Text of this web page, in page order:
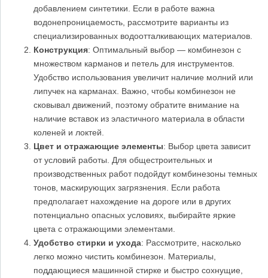
добавлением синтетики. Если в работе важна
водонепроницаемость, рассмотрите варианты из
специализированных водоотталкивающих материалов.
Конструкция: Оптимальный выбор — комбинезон с
множеством карманов и петель для инструментов.
Удобство использования увеличит наличие молний или
липучек на карманах. Важно, чтобы комбинезон не
сковывал движений, поэтому обратите внимание на
наличие вставок из эластичного материала в области
коленей и локтей.
Цвет и отражающие элементы: Выбор цвета зависит
от условий работы. Для общестроительных и
производственных работ подойдут комбинезоны темных
тонов, маскирующих загрязнения. Если работа
предполагает нахождение на дороге или в других
потенциально опасных условиях, выбирайте яркие
цвета с отражающими элементами.
Удобство стирки и ухода: Рассмотрите, насколько
легко можно чистить комбинезон. Материалы,
поддающиеся машинной стирке и быстро сохнущие,